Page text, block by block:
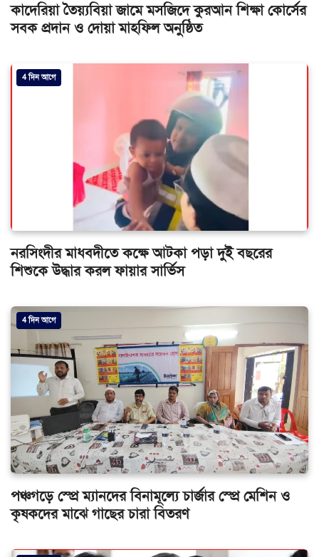
কাদেরিয়া তৈয়্যবিয়া জামে মসজিদে কুরআন শিক্ষা কোর্সের
সবক প্রদান ও দোয়া মাহফিল অনুষ্ঠিত
4 দিন আগে
নরসিংদীর মাধবদীতে কক্ষে আটকা পড়া দুই বছরের
শিশুকে উদ্ধার করল ফায়ার সার্ভিস
4 দিন আগে
পঞ্চগড়ে স্প্রে ম্যানদের বিনামূল্যে চার্জার স্প্রে মেশিন ও
কৃষকদের মাঝে গাছের চারা বিতরণ